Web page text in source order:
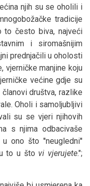
njih su se oholili i
tradicije
to često biva, najveći
i siromašnijim
prednjačili u oholosti
vjerničke manjine koju
većine gdje su
društva, razlike
Oholi i samoljubljivi
su se vjeri njihovih
s njima odbacivaše
ono što ''neugledni''
to u što vi vjerujete.";